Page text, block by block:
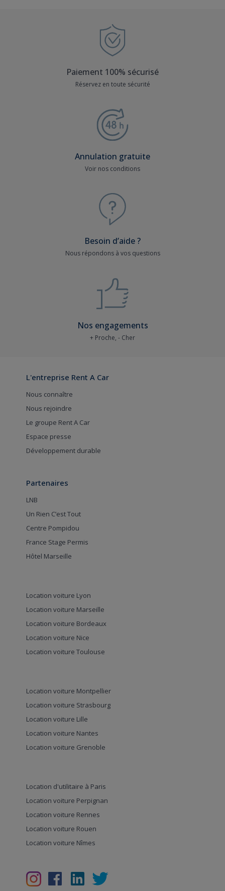
Paiement 100% sécurisé
Réservez en toute sécurité
Annulation gratuite
Voir nos conditions
Besoin d’aide ?
Nous répondons à vos questions
Nos engagements
+ Proche, - Cher
L'entreprise Rent A Car
Nous connaître
Nous rejoindre
Le groupe Rent A Car
Espace presse
Développement durable
Partenaires
LNB
Un Rien C’est Tout
Centre Pompidou
France Stage Permis
Hôtel Marseille
Location voiture Lyon
Location voiture Marseille
Location voiture Bordeaux
Location voiture Nice
Location voiture Toulouse
Location voiture Montpellier
Location voiture Strasbourg
Location voiture Lille
Location voiture Nantes
Location voiture Grenoble
Location d'utilitaire à Paris
Location voiture Perpignan
Location voiture Rennes
Location voiture Rouen
Location voiture Nîmes